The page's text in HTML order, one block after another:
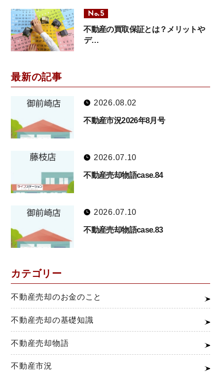
不動産の買取保証とは？メリットや
デ…
最新の記事
2026.08.02
不動産市況2026年8月号
2026.07.10
不動産売却物語case.84
2026.07.10
不動産売却物語case.83
カテゴリー
不動産売却のお金のこと
不動産売却の基礎知識
不動産売却物語
不動産市況